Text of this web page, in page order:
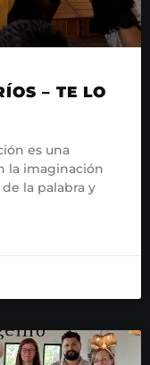
– TE LO
es una
la imaginación
la palabra y